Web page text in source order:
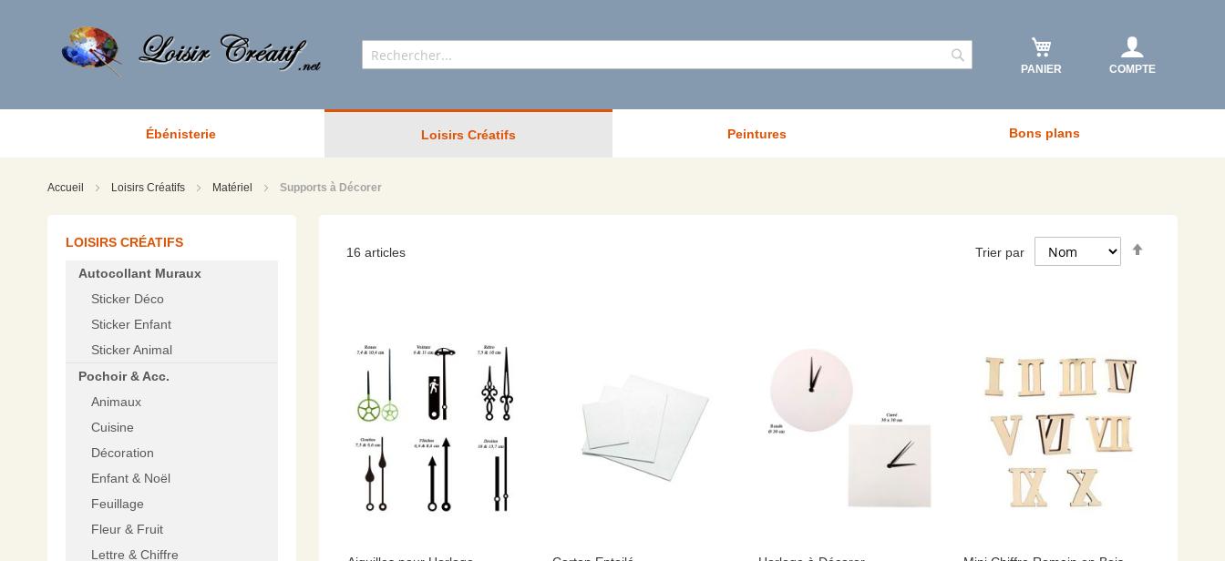
RechercherPANIER COMPTE
Ébénisterie Loisirs Créatifs Peintures Bons plans
Accueil Loisirs Créatifs Matériel Supports à Décorer
16 articles Trier par
LOISIRS CRÉATIFS
Autocollant Muraux
Sticker Déco
Sticker Enfant
Sticker Animal
Pochoir & Acc.
Animaux
Cuisine
Décoration
Enfant & Noël
Feuillage
Fleur & Fruit
Lettre & Chiffre